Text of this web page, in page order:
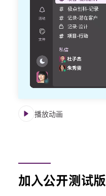
播放动画
加入公开测试版